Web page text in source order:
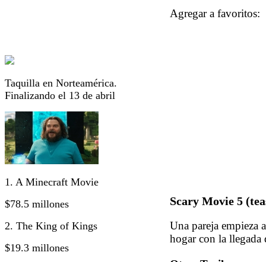
Taquilla en Norteamérica.
Finalizando el 13 de abril
1. A Minecraft Movie
$78.5 millones
2. The King of Kings
$19.3 millones
Agregar a
Scary Movie 5
Una pareja empieza
hogar con la llegada